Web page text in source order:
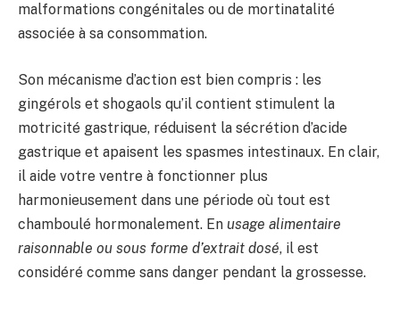
malformations congénitales ou de mortinatalité
associée à sa consommation.
Son mécanisme d’action est bien compris : les
gingérols et shogaols qu’il contient stimulent la
motricité gastrique, réduisent la sécrétion d’acide
gastrique et apaisent les spasmes intestinaux. En clair,
il aide votre ventre à fonctionner plus
harmonieusement dans une période où tout est
chamboulé hormonalement. En usage alimentaire
raisonnable ou sous forme d’extrait dosé, il est
considéré comme sans danger pendant la grossesse.